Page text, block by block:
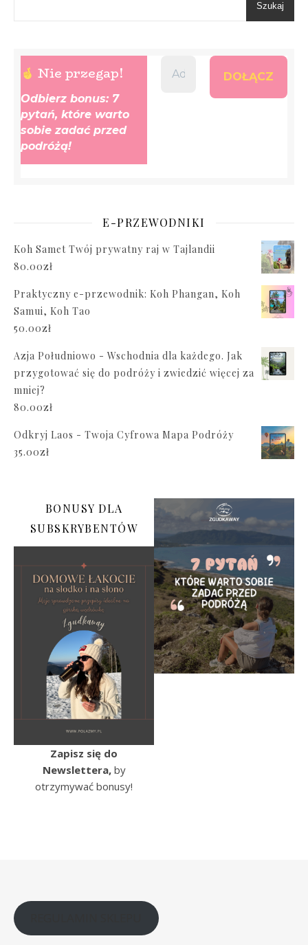
Szukaj
Nie przegap!
Odbierz bonus: 7
pytań, które warto
sobie zadać przed
podróżą!
E-PRZEWODNIKI
Koh Samet Twój prywatny raj w Tajlandii
80.00zł
Praktyczny e-przewodnik: Koh Phangan, Koh
Samui, Koh Tao
50.00zł
Azja Południowo - Wschodnia dla każdego. Jak
przygotować się do podróży i zwiedzić więcej za
mniej?
80.00zł
Odkryj Laos - Twoja Cyfrowa Mapa Podróży
35.00zł
BONUSY DLA
SUBSKRYBENTÓW
Zapisz się do
Newslettera,by
otrzymywać bonusy!